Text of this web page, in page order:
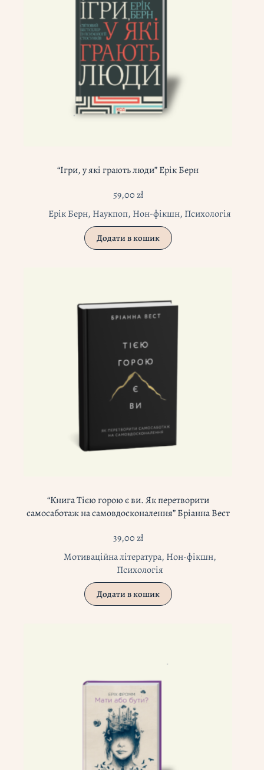
“Ігри, у які грають люди” Ерік Берн
59,00zł
Ерік Берн, Наукпоп, Нон-фікшн, Психологія
Додати в кошик
“Книга Тією горою є ви. Як перетворити
самосаботаж на самовдосконалення” Бріанна Вест
39,00zł
Мотиваційна література, Нон-фікшн,
Психологія
Додати в кошик